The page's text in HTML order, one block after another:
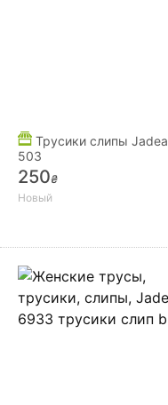
Трусики слипы Jadea
503
250₴
Новый